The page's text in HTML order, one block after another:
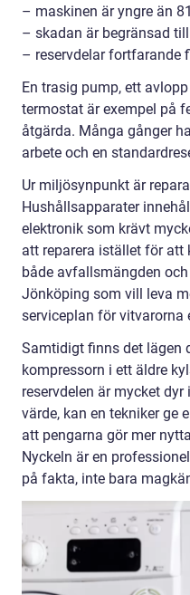
– maskinen är yngre än
– skadan är begränsad
– reservdelar fortfarande
En trasig pump, ett
termostat är exempel på
åtgärda. Många gånger
arbete och en
Ur miljösynpunkt är
Hushållsapparater
elektronik som krävt
att reparera istället för
både avfallsmängden
Jönköping som vill leva
serviceplan för vitvarorna
Samtidigt finns det lägen
kompressorn i ett äldre
reservdelen är mycket
värde, kan en tekniker ge
att pengarna gör mer
Nyckeln är en
på fakta, inte bara